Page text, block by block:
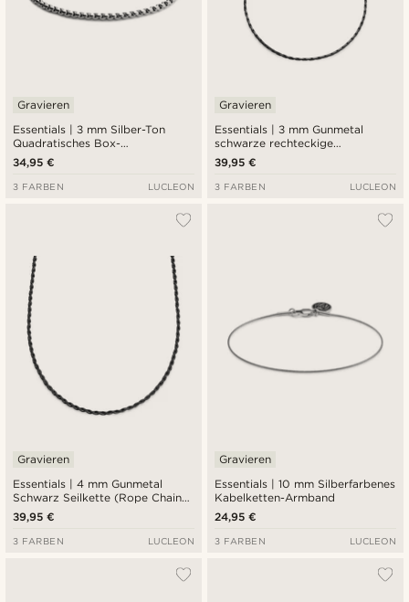
Essentials | 3 mm Silber-Ton
Quadratisches Box-
Kettenarmband
Gravieren
34,95 €
3 FARBEN LUCLEON
Essentials | 3 mm Gunmetal
schwarze rechteckige
Venezianer Halskette
Gravieren
39,95 €
3 FARBEN LUCLEON
Essentials | 4 mm Gunmetal
Schwarz Seilkette (Rope Chain)
Halskette
Gravieren
39,95 €
3 FARBEN LUCLEON
Essentials | 10 mm Silberfarbenes
Kabelketten-Armband
Gravieren
24,95 €
3 FARBEN LUCLEON